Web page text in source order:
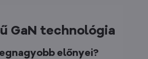
GaN technológia
előnyei?